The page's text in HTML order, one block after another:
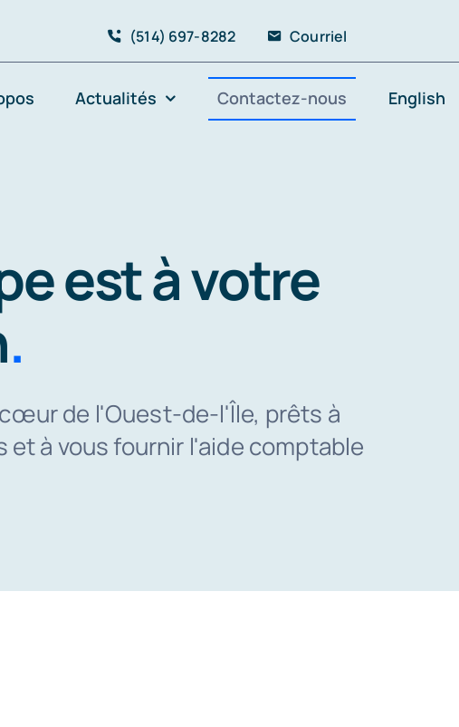
(514) 697-8282 Courriel
Actualités Contactez-nous English
est à votre
.
de l'Ouest-de-l'Île, prêts à
à vous fournir l'aide comptable